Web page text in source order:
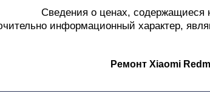
Сведения о ценах, содержащиеся
информационный характер,
Ремонт Xiaomi